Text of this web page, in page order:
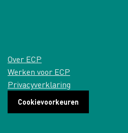
Over ECP
Werken voor ECP
Privacyverklaring
Cookievoorkeuren